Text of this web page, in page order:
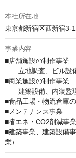
本社所在地
東京都新宿区西新宿3-
事業内容
■店舗施設の制作事業
立地調査、ビル設
■商業施設の制作事業
建築設備、内装監理
■食品工場・物流倉庫
■メンテナンス事業
■省エネ・CO2削減事業
■建築事業、建築設備
業）